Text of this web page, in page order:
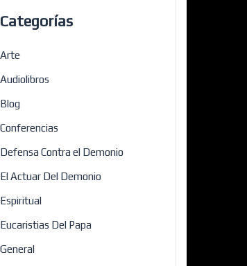
Categorías
Arte
Audiolibros
Blog
Conferencias
Defensa Contra el Demonio
El Actuar Del Demonio
Espiritual
Eucaristias Del Papa
General